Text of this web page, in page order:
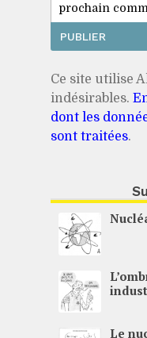
prochain
Ce site utilise
indésirables.
dont les
sont traitées.
Le